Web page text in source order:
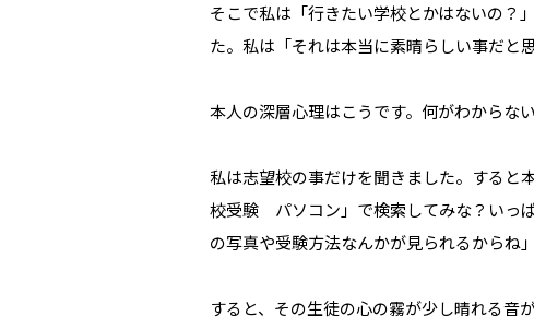
そこで私は「行きたい学校とかはないの？
た。私は「それは本当に素晴らしい事だと
本人の深層心理はこうです。何がわからな
私は志望校の事だけを聞きました。する
校受験 パソコン」で検索してみな？いっ
の写真や受験方法なんかが見られるからね
すると、その生徒の心の霧が少し晴れる音